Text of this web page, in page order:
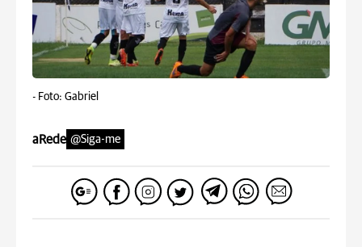
- Foto: Gabriel
aRede @Siga-me